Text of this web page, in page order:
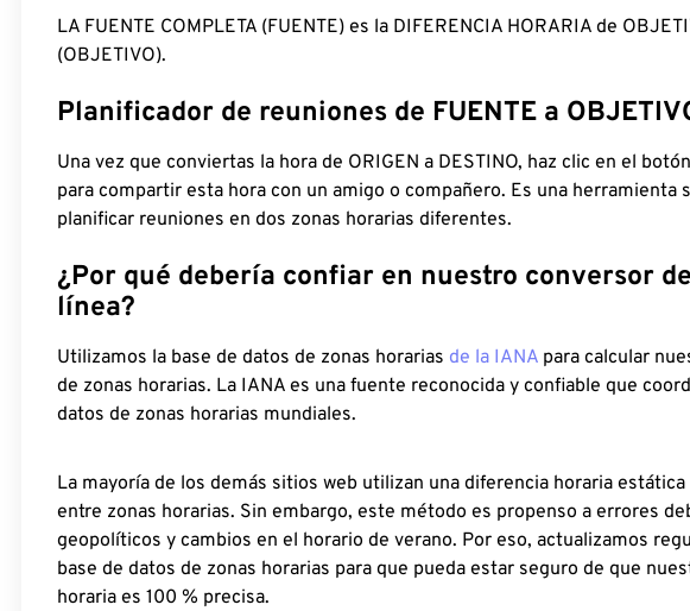
LA FUENTE COMPLETA (FUENTE) es la DIFERENCIA HORARIA de
(OBJETIVO).
Planificador de reuniones de FUENTE a
Una vez que conviertas la hora de ORIGEN a DESTINO, haz clic en el
para compartir esta hora con un amigo o compañero. Es una herramienta
planificar reuniones en dos zonas horarias diferentes.
¿Por qué debería confiar en nuestro conversor
línea?
Utilizamos la base de datos de zonas horarias de la IANA para calcular
de zonas horarias. La IANA es una fuente reconocida y confiable que
datos de zonas horarias mundiales.
La mayoría de los demás sitios web utilizan una diferencia horaria
entre zonas horarias. Sin embargo, este método es propenso a errores
geopolíticos y cambios en el horario de verano. Por eso, actualizamos
base de datos de zonas horarias para que pueda estar seguro de que
horaria es 100 % precisa.